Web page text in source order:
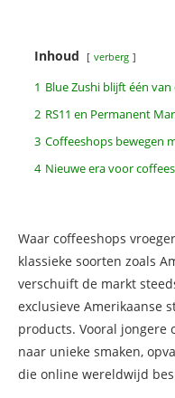
Inhoud verberg
1 Blue Zushi blijft één
2 RS11 en Permanent
3 Coffeeshops bewegen
4 Nieuwe era voor
Waar coffeeshops
klassieke soorten zoals
verschuift de markt
exclusieve Amerikaanse
products. Vooral jongere
naar unieke smaken,
die online wereldwijd